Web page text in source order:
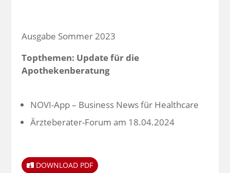
Ausgabe Sommer 2023
Topthemen: Update für die
Apothekenberatung
NOVI-App – Business News für Healthcare
Ärzteberater-Forum am 18.04.2024
DOWNLOAD PDF